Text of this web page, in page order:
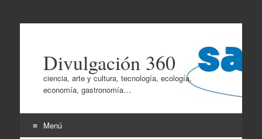
Divulgación 360
ciencia, arte y cultura, tecnología, ecología,
economía, gastronomía…
Menú